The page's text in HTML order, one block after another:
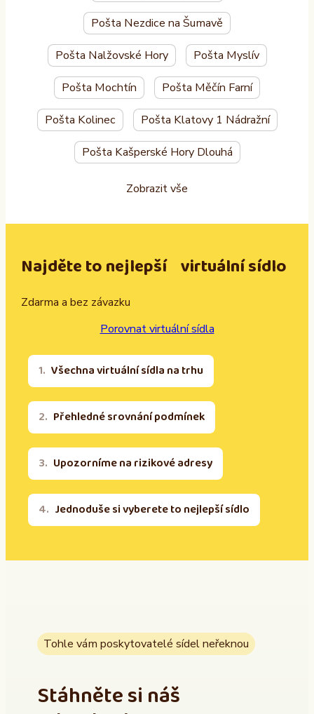
Pošta Nezdice na Šumavě
Pošta Nalžovské Hory Pošta Myslív
Pošta Mochtín Pošta Měčín Farní
Pošta Kolinec Pošta Klatovy 1 Nádražní
Pošta Kašperské Hory Dlouhá
Zobrazit vše
Najděte to nejlepší virtuální sídlo
Zdarma a bez závazku
Porovnat virtuální sídla
Všechna virtuální sídla na trhu
Přehledné srovnání podmínek
Upozorníme na rizikové adresy
Jednoduše si vyberete to nejlepší sídlo
Tohle vám poskytovatelé sídel neřeknou
Stáhněte si náš